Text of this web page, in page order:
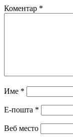
Коментар *
Име *
Е-пошта *
Веб место